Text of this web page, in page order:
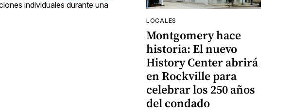
individuales durante una
LOCALES
Montgomery hace
historia: El nuevo
History Center abrirá
en Rockville para
celebrar los 250 años
del condado